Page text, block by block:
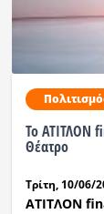
Το ΑΤΙΤΛΟΝ
Θέατρο
Τρίτη, 10/06/
ΑΤΙΤΛΟΝ